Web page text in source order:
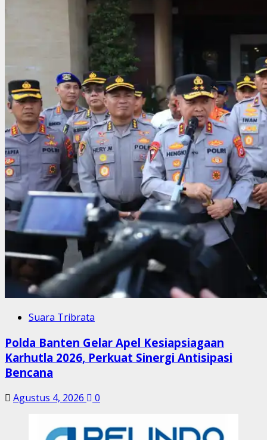
Suara Tribrata
Polda Banten Gelar Apel Kesiapsiagaan
Karhutla 2026, Perkuat Sinergi Antisipasi
Bencana
Agustus 4, 2026 0